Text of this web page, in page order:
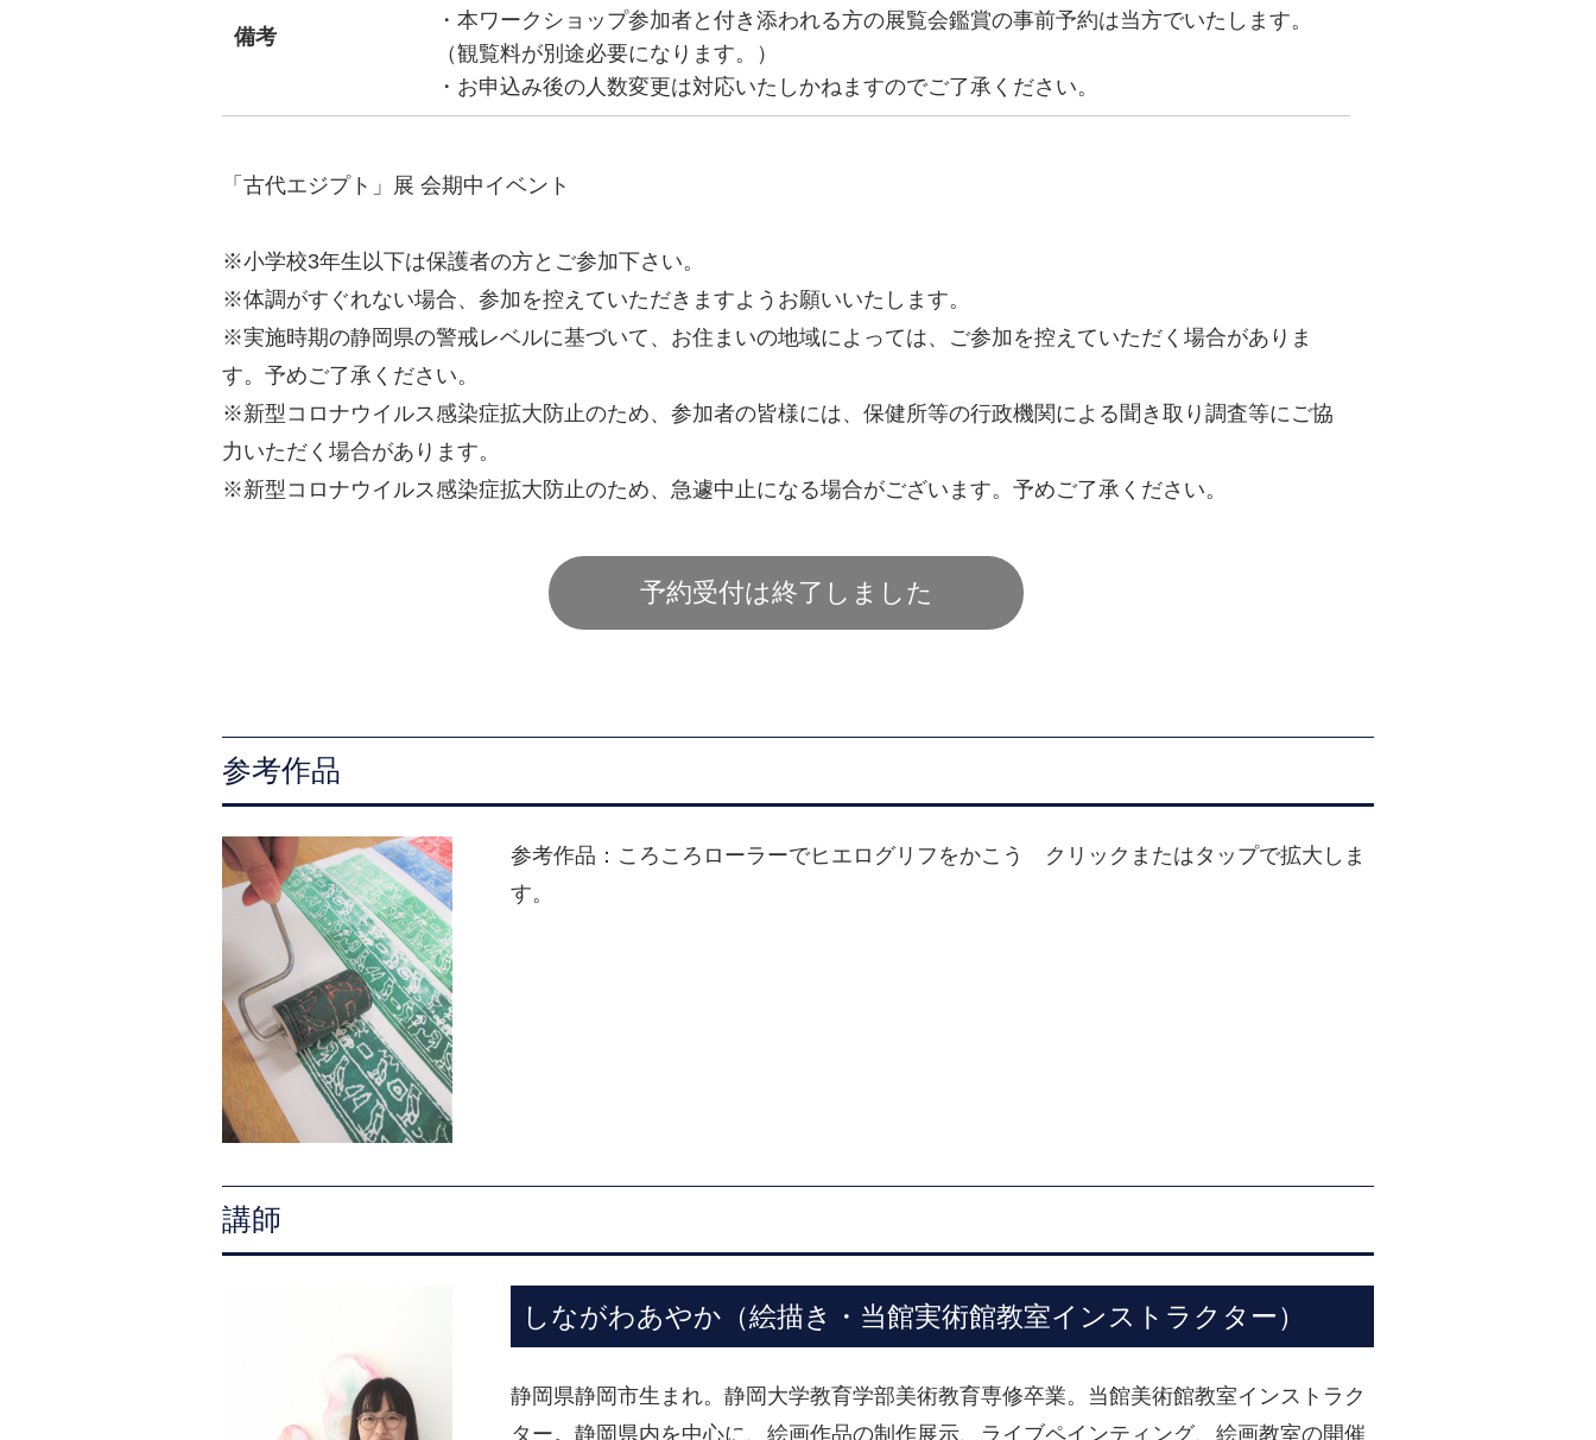
備考
・本ワークショップ参加者と付き添われる方の展覧会鑑賞の事前予約は当方でいたします。
（観覧料が別途必要になります。）
・お申込み後の人数変更は対応いたしかねますのでご了承ください。
「古代エジプト」展 会期中イベント
※小学校3年生以下は保護者の方とご参加下さい。
※体調がすぐれない場合、参加を控えていただきますようお願いいたします。
※実施時期の静岡県の警戒レベルに基づいて、お住まいの地域によっては、ご参加を控えていただく場合がありま
す。予めご了承ください。
※新型コロナウイルス感染症拡大防止のため、参加者の皆様には、保健所等の行政機関による聞き取り調査等にご協
力いただく場合があります。
※新型コロナウイルス感染症拡大防止のため、急遽中止になる場合がございます。予めご了承ください。
予約受付は終了しました
参考作品
参考作品：ころころローラーでヒエログリフをかこう クリックまたはタップで拡大しま
す。
講師
しながわあやか（絵描き・当館実術館教室インストラクター）
静岡県静岡市生まれ。静岡大学教育学部美術教育専修卒業。当館美術館教室インストラク
ター。静岡県内を中心に、絵画作品の制作展示、ライブペインティング、絵画教室の開催